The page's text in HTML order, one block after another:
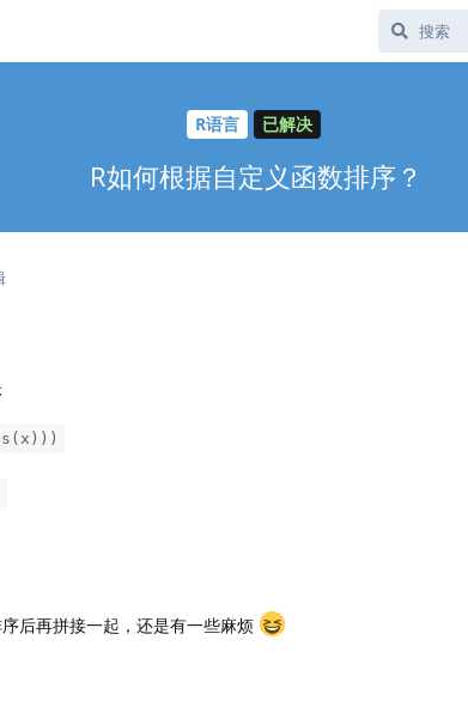
R语言 已解决
R如何根据自定义函数排序？
后再拼接一起，还是有一些麻烦